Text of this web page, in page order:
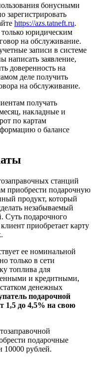
бонусными
https://azs.tatneft.ru.
юридическим
на обслуживание.
записи в системе
написать заявление,
доверенность на
деле получить
на обслуживание.
получать
накладные и
по картам
о балансе
станций
приобрести подарочную
продукт, который
незабываемый
Суть подарочного
приобретает карту
ее номинальной
только в сети
топлива для
и кредитными,
денежных
подарочной
1,5 до 4,5% на свою
подарочные
10000 рублей.